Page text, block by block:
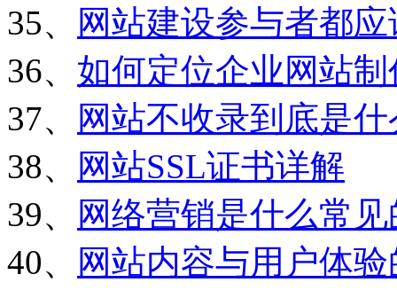
35、
网站建设参与者都
36、 如何定位企业网站
37、
网站不收录到底是
38、
网站SSL证书详解
39、
网络营销是什么常
40、
网站内容与用户体